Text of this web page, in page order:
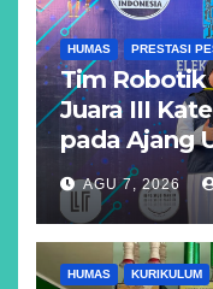
HUMAS PRESTASI
Tim Robotik
Juara III
pada Ajang
AGU 7, 2026
HUMAS KURIKULUM